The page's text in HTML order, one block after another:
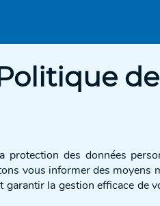
des données
vous informer des moyens
la gestion efficace